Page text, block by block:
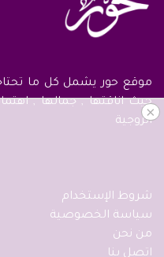
×
موقع حور يشمل كل ما
حيث اناقتها , جمالها ,
الزوجية
شروط الإستخدام
سياسة الخصوصية
من نحن
اتصل بنا